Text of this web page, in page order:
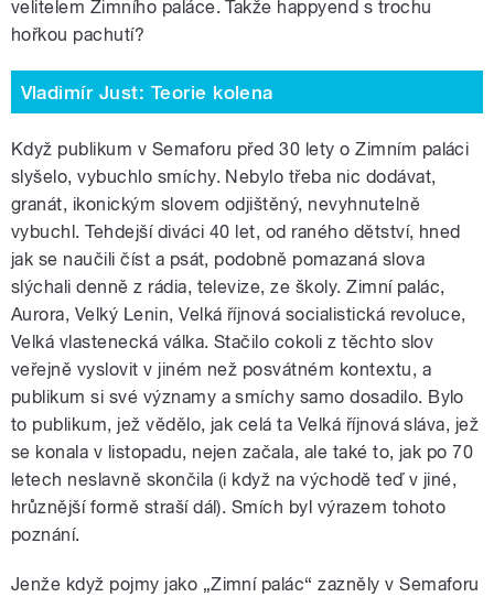
velitelem Zimního paláce. Takže happyend s trochu
hořkou pachutí?
Vladimír Just: Teorie kolena
Když publikum v Semaforu před 30 lety o Zimním paláci
slyšelo, vybuchlo smíchy. Nebylo třeba nic dodávat,
granát, ikonickým slovem odjištěný, nevyhnutelně
vybuchl. Tehdejší diváci 40 let, od raného dětství, hned
jak se naučili číst a psát, podobně pomazaná slova
slýchali denně z rádia, televize, ze školy. Zimní palác,
Aurora, Velký Lenin, Velká říjnová socialistická revoluce,
Velká vlastenecká válka. Stačilo cokoli z těchto slov
veřejně vyslovit v jiném než posvátném kontextu, a
publikum si své významy a smíchy samo dosadilo. Bylo
to publikum, jež vědělo, jak celá ta Velká říjnová sláva, jež
se konala v listopadu, nejen začala, ale také to, jak po 70
letech neslavně skončila (i když na východě teď v jiné,
hrůznější formě straší dál). Smích byl výrazem tohoto
poznání.
Jenže když pojmy jako „Zimní palác“ zazněly v Semaforu